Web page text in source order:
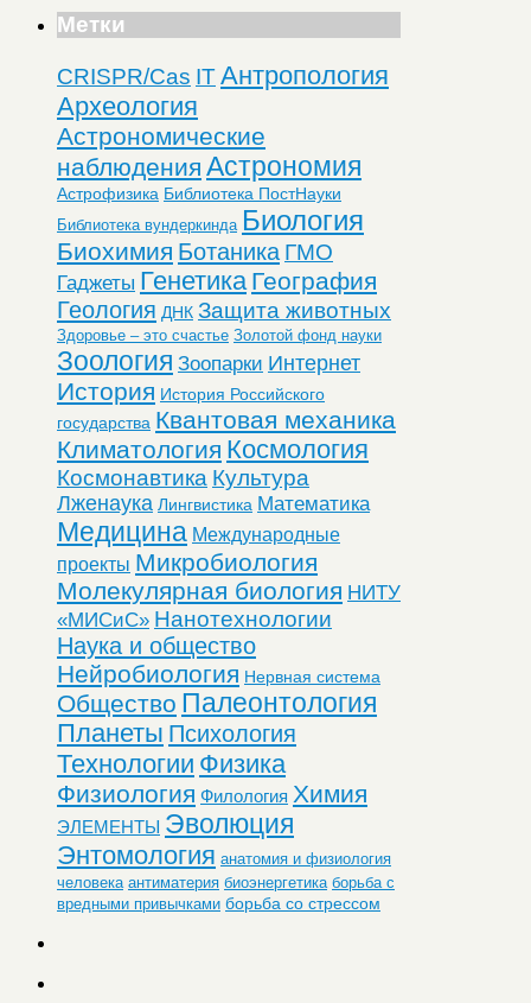
Метки
CRISPR/Cas ITАнтропология
Археология
Астрономические
наблюдения Астрономия
Астрофизика Библиотека ПостНауки
Библиотека вундеркинда Биология
Биохимия Ботаника ГМО
Гаджеты Генетика География
Геология ДНК Защита животных
Здоровье – это счастье Золотой фонд науки
Зоология Зоопарки Интернет
История История Российского
государства Квантовая механика
Климатология Космология
Космонавтика Культура
Лженаука Лингвистика Математика
Медицина Международные
проекты Микробиология
Молекулярная биология НИТУ
«МИСиС» Нанотехнологии
Наука и общество
Нейробиология Нервная система
Общество Палеонтология
Планеты Психология
Технологии Физика
Физиология Филология Химия
ЭЛЕМЕНТЫ Эволюция
Энтомология анатомия и физиология
человека антиматерия биоэнергетика борьба с
вредными привычками борьба со стрессом